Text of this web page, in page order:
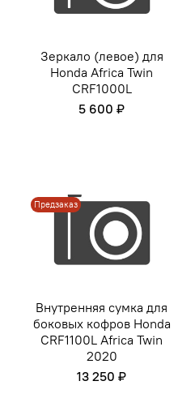
Зеркало (левое) для
Honda Africa Twin
CRF1000L
5 600 ₽
Предзаказ
Внутренняя сумка для
боковых кофров Honda
CRF1100L Africa Twin
2020
13 250 ₽